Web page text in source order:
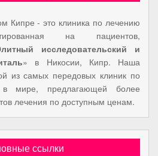
Кипре - это клиника по лечению
на пациентов,
исследовательский и
» в Никосии, Кипр. Наша
из самых передовых клиник по
мире, предлагающей более
лечения по доступным ценам.
ссылки